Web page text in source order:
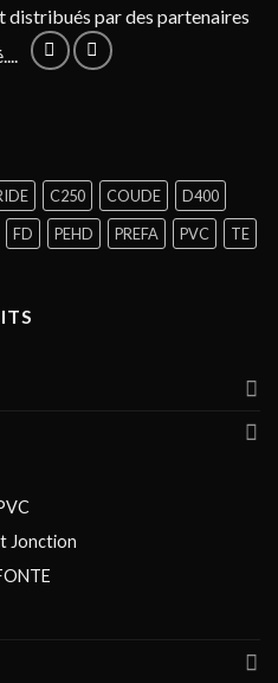
par des partenaires
C250 COUDE
D400
FD PEHD PREFA PVC TE
Jonction